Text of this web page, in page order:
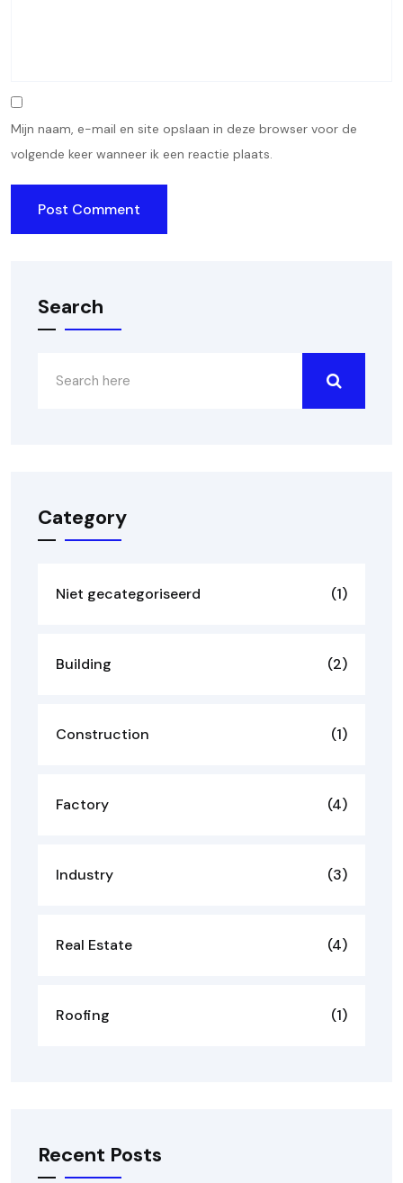
Mijn naam, e-mail en site opslaan in deze browser voor de
volgende keer wanneer ik een reactie plaats.
Search
Category
Niet gecategoriseerd (1)
Building (2)
Construction (1)
Factory (4)
Industry (3)
Real Estate (4)
Roofing (1)
Recent Posts